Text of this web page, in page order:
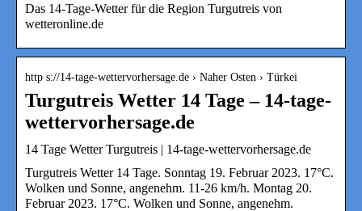
Das 14-Tage-Wetter für die Region Turgutreis von
wetteronline.de
http s://14-tage-wettervorhersage.de › Naher Osten › Türkei
Turgutreis Wetter 14 Tage – 14-tage-
wettervorhersage.de
14 Tage Wetter Turgutreis | 14-tage-wettervorhersage.de
Turgutreis Wetter 14 Tage. Sonntag 19. Februar 2023. 17°C.
Wolken und Sonne, angenehm. 11-26 km/h. Montag 20.
Februar 2023. 17°C. Wolken und Sonne, angenehm.